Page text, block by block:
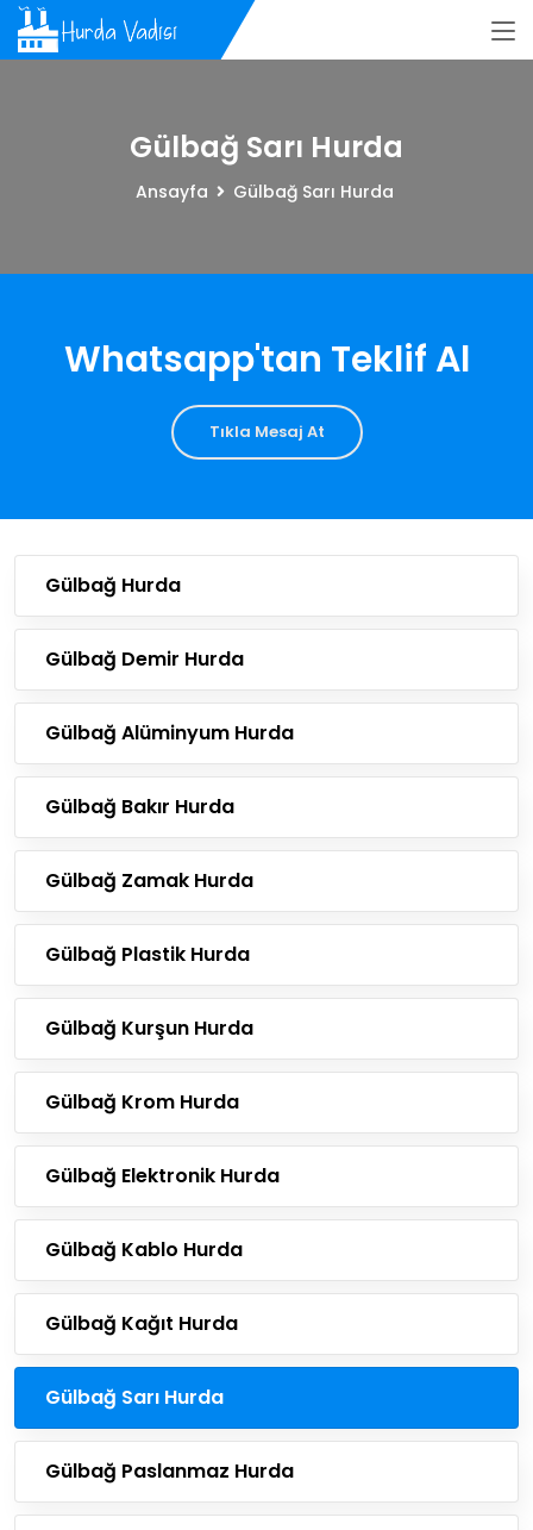
Gülbağ Sarı Hurda
Ansayfa Gülbağ Sarı Hurda
Whatsapp'tan Teklif Al
Tıkla Mesaj At
Gülbağ Hurda
Gülbağ Demir Hurda
Gülbağ Alüminyum Hurda
Gülbağ Bakır Hurda
Gülbağ Zamak Hurda
Gülbağ Plastik Hurda
Gülbağ Kurşun Hurda
Gülbağ Krom Hurda
Gülbağ Elektronik Hurda
Gülbağ Kablo Hurda
Gülbağ Kağıt Hurda
Gülbağ Sarı Hurda
Gülbağ Paslanmaz Hurda